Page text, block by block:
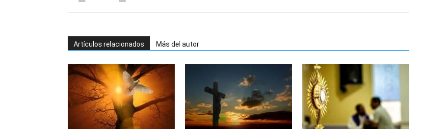
Artículos relacionados Más del autor